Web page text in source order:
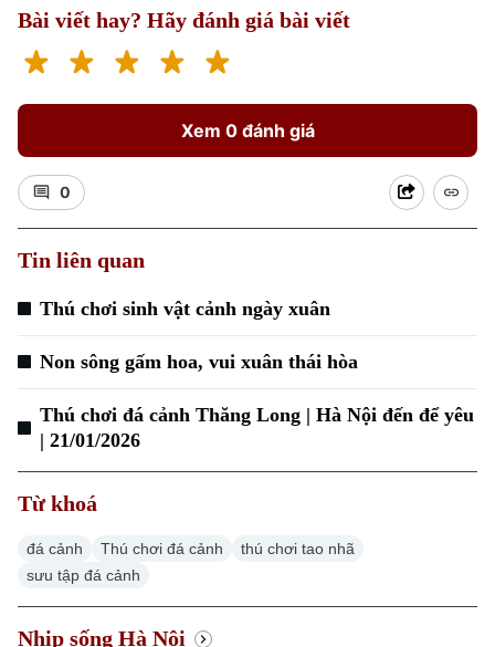
Chuyên mục
Thời sự
Hà Nội
Chính trị
Hà Nội
Bài viết hay? Hãy đánh giá bài viết
Xem 0 đánh giá
0
Tin liên quan
Thú chơi sinh vật cảnh ngày xuân
Non sông gấm hoa, vui xuân thái hòa
Thú chơi đá cảnh Thăng Long | Hà Nội đến để yêu
| 21/01/2026
Từ khoá
đá cảnh Thú chơi đá cảnh
thú chơi tao nhã
sưu tập đá cảnh
Nhịp sống Hà Nội